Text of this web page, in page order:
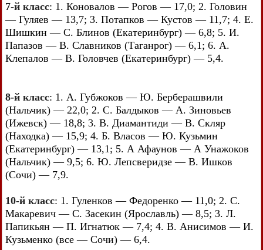
7-й класс: 1. Коновалов — Рогов — 17,0; 2. Головин
— Гуляев — 13,7; 3. Потапков — Кустов — 11,7; 4. Е.
Шишкин — С. Блинов (Екатеринбург) — 6,8; 5. И.
Папазов — В. Славников (Таганрог) — 6,1; 6. А.
Клепалов — В. Головчев (Екатеринбург) — 5,4.
8-й класс: 1. А. Губжоков — Ю. Берберашвили
(Нальчик) — 22,0; 2. С. Балдыков — А. Зиновьев
(Ижевск) — 18,8; 3. В. Диамантиди — В. Скляр
(Находка) — 15,9; 4. Б. Власов — Ю. Кузьмин
(Екатеринбург) — 13,1; 5. А Афаунов — А Унажоков
(Нальчик) — 9,5; 6. Ю. Лепсверидзе — В. Ишков
(Сочи) — 7,9.
10-й класс: 1. Гуленков — Федоренко — 11,0; 2. С.
Макаревич — С. Засекин (Ярославль) — 8,5; 3. Л.
Папикьян — П. Игнатюк — 7,4; 4. В. Анисимов — И.
Кузьменко (все — Сочи) — 6,4.